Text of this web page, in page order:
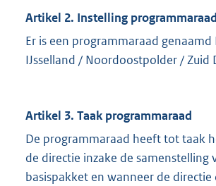
Artikel 2. Instelling programmaraad
Er is een programmaraad
IJsselland / Noordoostpolder / Zuid
Artikel 3. Taak programmaraad
De programmaraad heeft tot taak
de directie inzake de samenstelling
basispakket en wanneer de directie